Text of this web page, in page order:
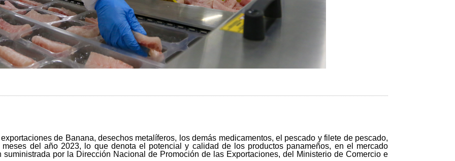
de Banana, desechos metalíferos, los demás medicamentos, el pescado y filete de pescado,
del año 2023, lo que denota el potencial y calidad de los productos panameños, en el mercado
por la Dirección Nacional de Promoción de las Exportaciones, del Ministerio de Comercio e